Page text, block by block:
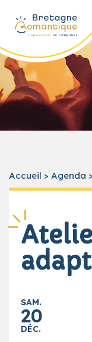
Accueil > Agenda >
SAM.
20
DÉC.